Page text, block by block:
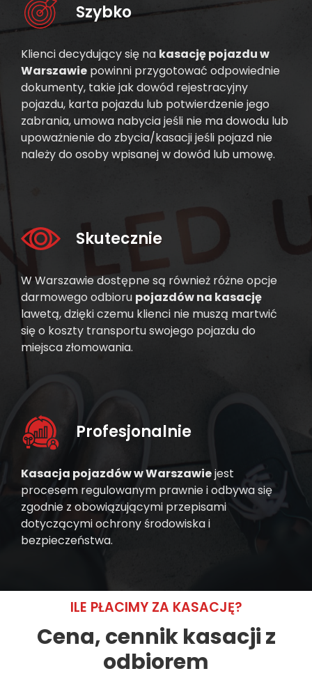
Szybko
Klienci decydujący się na kasację pojazdu w
Warszawie powinni przygotować odpowiednie
dokumenty, takie jak dowód rejestracyjny
pojazdu, karta pojazdu lub potwierdzenie jego
zabrania, umowa nabycia jeśli nie ma dowodu lub
upoważnienie do zbycia/kasacji jeśli pojazd nie
należy do osoby wpisanej w dowód lub umowę.
Skutecznie
W Warszawie dostępne są również różne opcje
darmowego odbioru pojazdów na kasację
lawetą, dzięki czemu klienci nie muszą martwić
się o koszty transportu swojego pojazdu do
miejsca złomowania.
Profesjonalnie
Kasacja pojazdów w Warszawiejest
procesem regulowanym prawnie i odbywa się
zgodnie z obowiązującymi przepisami
dotyczącymi ochrony środowiska i
bezpieczeństwa.
ILE PŁACIMY ZA KASACJĘ?
Cena, cennik kasacji z
odbiorem